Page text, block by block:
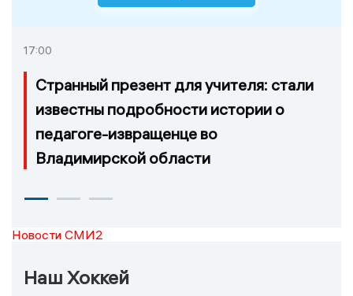
17:00
Странный презент для учителя: стали
известны подробности истории о
педагоге-извращенце во
Владимирской области
Новости СМИ2
Наш Хоккей